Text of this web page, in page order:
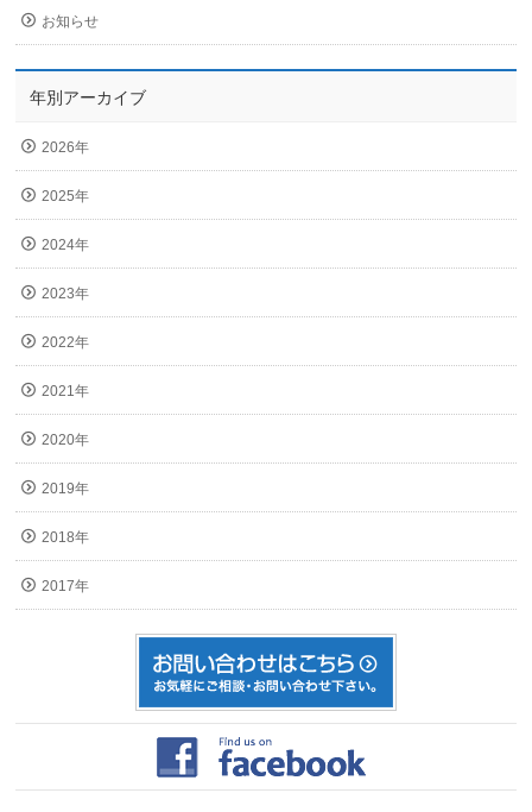
お知らせ
年別アーカイブ
2026年
2025年
2024年
2023年
2022年
2021年
2020年
2019年
2018年
2017年